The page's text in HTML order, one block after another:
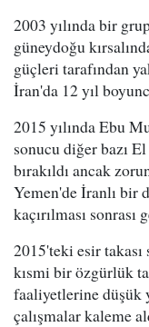
2003 yılında bir
güneydoğu
güçleri tarafından
İran'da 12 yıl
2015 yılında Ebu
sonucu diğer bazı
bırakıldı ancak
Yemen'de İranlı bir
kaçırılması
2015'teki esir takası
kısmi bir özgürlük
faaliyetlerine düşük
çalışmalar kaleme